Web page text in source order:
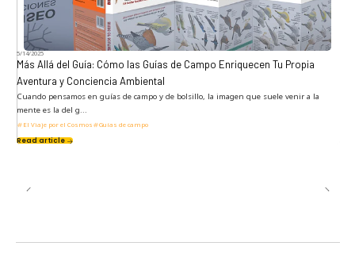
5/14/2025
Más Allá del Guía: Cómo las Guías de Campo Enriquecen Tu Propia
Aventura y Conciencia Ambiental
Cuando pensamos en guías de campo y de bolsillo, la imagen que suele venir a la
mente es la del g...
El Viaje por el Cosmos Guías de campo
Read article